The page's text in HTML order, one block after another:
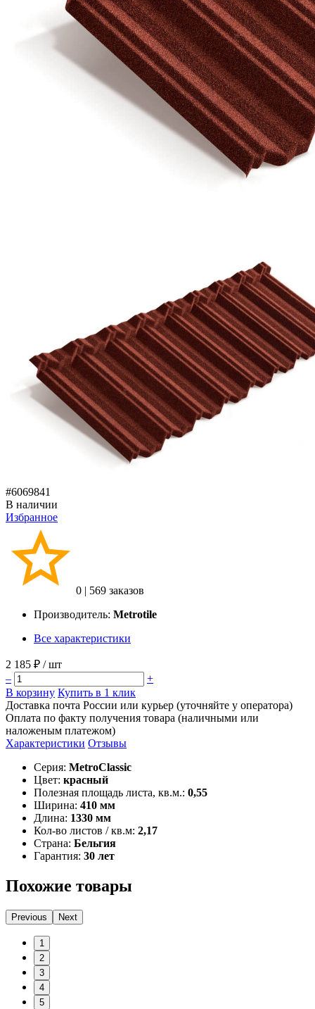
#6069841
В наличии
Избранное
0 | 569 заказов
Производитель: Metrotile
Все характеристики
2 185 ₽ / шт
–
+
В корзину Купить в 1 клик
Доставка почта России или курьер (уточняйте у оператора)
Оплата по факту получения товара (наличными или
наложеным платежом)
Характеристики Отзывы
Серия: MetroClassic
Цвет: красный
Полезная площадь листа, кв.м.: 0,55
Ширина: 410 мм
Длина: 1330 мм
Кол-во листов / кв.м: 2,17
Страна: Бельгия
Гарантия: 30 лет
Похожие товары
Previous Next
1
2
3
4
5